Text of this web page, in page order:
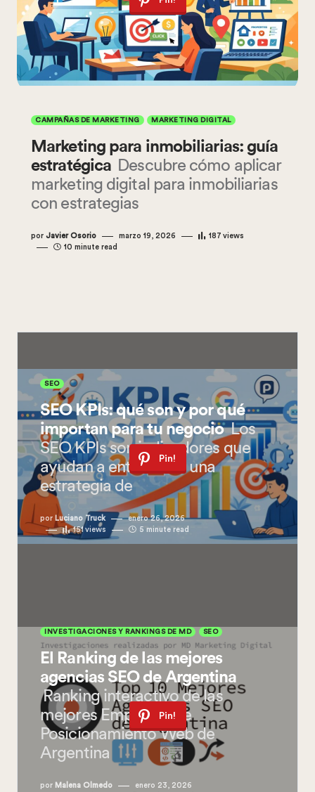
CAMPAÑAS DE MARKETING MARKETING DIGITAL
Marketing para inmobiliarias: guía
estratégica Descubre cómo aplicar
marketing digital para inmobiliarias
con estrategias
por Javier Osorio marzo 19, 2026 187 views
10 minute read
Pin!
SEO
SEO KPIs: qué son y por qué
importan para tu negocioLos
SEO KPIs son indicadores que
ayudan a entender si una
estrategia de
por Luciano Truck
enero 26, 2026
151views 5 minute read
Pin!
INVESTIGACIONES Y RANKINGS DE MD SEO
El Ranking de las mejores
agencias SEO de Argentina
Ranking interactivo de las
mejores Empresas de
Posicionamiento Web de
Argentina
por Malena Olmedo
enero 23, 2026